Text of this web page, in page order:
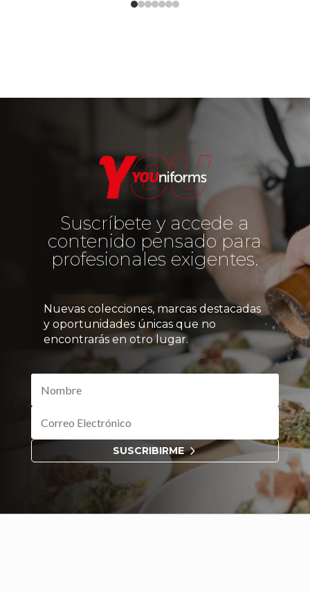
Suscríbete y accede a
contenido pensado para
profesionales exigentes.
Nuevas colecciones, marcas destacadas
y oportunidades únicas que no
encontrarás en otro lugar.
SUSCRIBIRME